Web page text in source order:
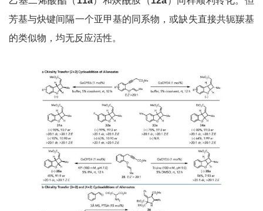
芳基与炔键间隔一个亚甲基的同系物，或缺失直接共轭羰基
的类似物，均无反应活性。